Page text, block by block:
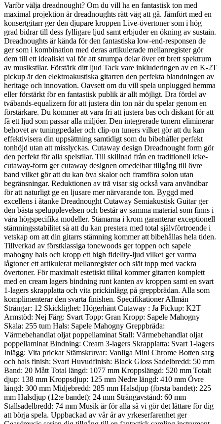
Varför välja dreadnought? Om du vill ha en fantastisk ton med
maximal projektion är dreadnoughts rätt väg att gå. Jämfört med en
konsertgitarr ger den djupare kroppen Live-övertoner som i hög
grad bidrar till dess fylligare ljud samt erbjuder en ökning av sustain.
Dreadnoughts är kända för den fantastiska low-end-responsen de
ger som i kombination med deras artikulerade mellanregister gör
dem till ett idealiskt val för att strumpa delar över ett brett spektrum
av musikstilar. Förstärk ditt ljud Tack vare inkluderingen av en K-2T
pickup är den elektroakustiska gitarren den perfekta blandningen av
heritage och innovation. Oavsett om du vill spela unplugged hemma
eller förstärkt för en fantastisk publik är allt möjligt. Dra fördel av
tvåbands-equalizern för att justera din ton när du spelar genom en
förstärkare. Du kommer att vara fri att justera bas och diskant för att
få ett ljud som passar alla miljöer. Den integrerade tunern eliminerar
behovet av tuningpedaler och clip-on tuners vilket gör att du kan
effektivisera din uppsättning samtidigt som du bibehåller perfekt
tonhöjd utan att misslyckas. Cutaway design Dreadnought form gör
den perfekt för alla spelstilar. Till skillnad från en traditionell icke-
cutaway-form ger cutaway designen omedelbar tillgång till övre
band vilket gör att du kan öva skalor och framföra solon utan
begränsningar. Reduktionen av trä visar sig också vara användbar
för att naturligt ge en ljusare mer närvarande ton. Byggd med
excellens i åtanke Dreadnought Cutaway Semiakustisk Guitar ger
den bästa spelupplevelsen och består av samma material som finns i
våra högspecifika modeller. Stämarna i krom garanterar exceptionell
stämningsstabilitet så att du kan prestera med total självförtroende i
vetskap om att din gitarrs stämning kommer att bibehållas hela tiden.
Tillverkad av förstklassiga tonewoods ger toppen och sapele
mahogny hals och kropp ett high fidelity-ljud vilket ger varma
lågtoner ett artikulerat mellanregister och slät topp med vackra
övertoner. För maximalt estetiskt tilltal kommer gitarren komplett
med en cream lagers bindning runt kanten av kroppen samt en svart
1-lagers skrapplatta och vita prickinlägg på greppbrädan. Alla som
komplimenterar den svarta finishen. Specifikationer Allmän
Strängar: 12 Skicklighet: Högerhänt Cutaway : Ja Pickup: K2T
Armstöd: Nej Färg: Svart Topp: Gran Kropp: Sapele Mahogny
Skala: 255 tum Hals: Sapele Mahogny Greppbräda:
Värmebehandlat oljat poppellaminat Stall: Värmebehandlat oljat
poppellaminat Bindning: Cream 3-lagers Skrapplatta: Svart 1-lagers
Inlägg: Vita prickar Stämskruvar: Vanliga Mini Chrome Botten sarg
och hals finish: Svart Huvudfinish: Black Gloss Sadelbredd: 50 mm
Band: 20 Mått Total längd: 1077 mm Kroppslängd: 520 mm Totalt
djup: 138 mm Kroppsdjup: 125 mm Nedre längd: 410 mm Övre
längd: 300 mm Midjebredd: 285 mm Halsdjup (första bandet): 225
mm Halsdjup (12:e bandet): 24 mm Strängavstånd: 60 mm
Stallsadelbredd: 74 mm Musik är för alla så vi gör det lättare för dig
att börja spela. Uppbackad av vår år av yrkeserfarenhet ger